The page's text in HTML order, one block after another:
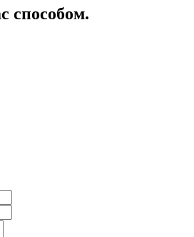
способом.